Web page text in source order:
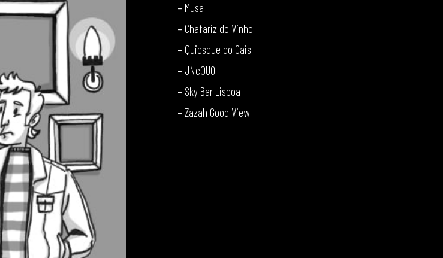
– Musa
– Chafariz do Vinho
– Quiosque do Cais
– JNcQUOI
– Sky Bar Lisboa
–Zazah Good View